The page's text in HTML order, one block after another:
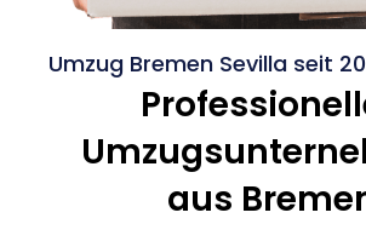
Umzug Bremen Sevilla seit
aus